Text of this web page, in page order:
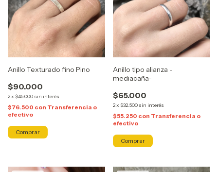
Anillo Texturado fino Pino
$90.000
2x $45.000 sin interés
$76.500 con Transferencia o
efectivo
Comprar
Anillo tipo alianza -
mediacaña-
$65.000
2x $32.500 sin interés
$55.250 con Transferencia o
efectivo
Comprar